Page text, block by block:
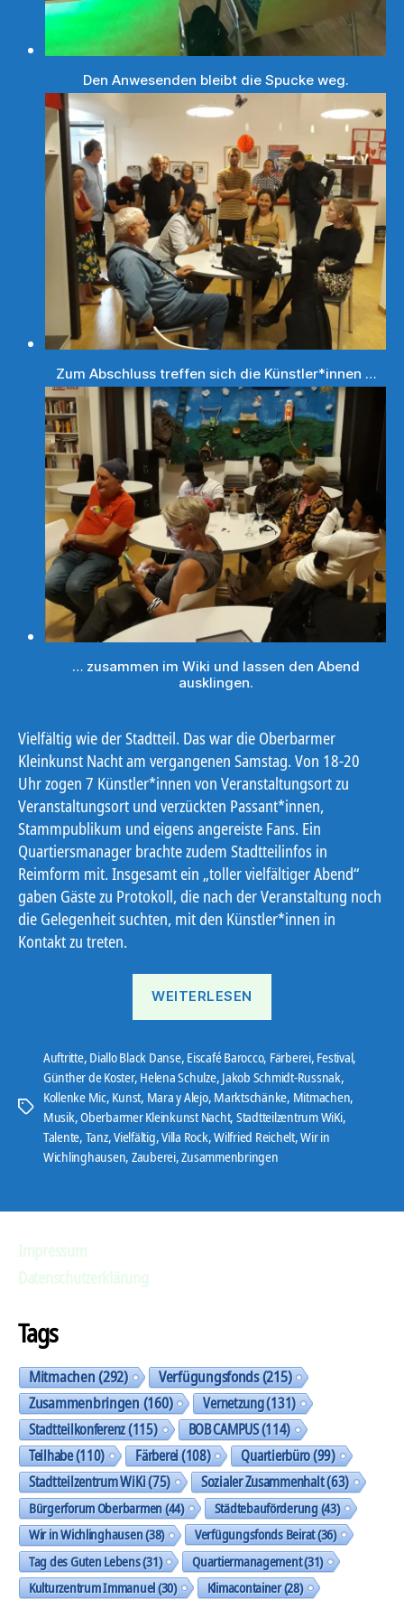
Den Anwesenden bleibt die Spucke weg.
Zum Abschluss treffen sich die Künstler*innen …
… zusammen im Wiki und lassen den Abend
ausklingen.
Vielfältig wie der Stadtteil. Das war die Oberbarmer
Kleinkunst Nacht am vergangenen Samstag. Von 18-20
Uhr zogen 7 Künstler*innen von Veranstaltungsort zu
Veranstaltungsort und verzückten Passant*innen,
Stammpublikum und eigens angereiste Fans. Ein
Quartiersmanager brachte zudem Stadtteilinfos in
Reimform mit. Insgesamt ein „toller vielfältiger Abend“
gaben Gäste zu Protokoll, die nach der Veranstaltung noch
die Gelegenheit suchten, mit den Künstler*innen in
Kontakt zu treten.
WEITERLESEN
Schlagwörter
Auftritte, Diallo Black Danse, Eiscafé Barocco, Färberei, Festival,
Günther de Koster, Helena Schulze, Jakob Schmidt-Russnak,
Kollenke Mic, Kunst, Mara y Alejo, Marktschänke, Mitmachen,
Musik,Oberbarmer Kleinkunst Nacht, Stadtteilzentrum WiKi,
Talente, Tanz,Vielfältig,Villa Rock,Wilfried Reichelt,Wir in
Wichlinghausen, Zauberei,Zusammenbringen
Tags
Mitmachen(292) Verfügungsfonds(215)
Zusammenbringen(160) Vernetzung(131)
Stadtteilkonferenz(115) BOB CAMPUS(114)
Teilhabe(110) Färberei(108) Quartierbüro(99)
Stadtteilzentrum WiKi(75) Sozialer Zusammenhalt(63)
Bürgerforum Oberbarmen(44) Städtebauförderung(43)
Wir in Wichlinghausen(38) Verfügungsfonds Beirat(36)
Tag des Guten Lebens(31) Quartiermanagement(31)
Kulturzentrum Immanuel(30) Klimacontainer(28)